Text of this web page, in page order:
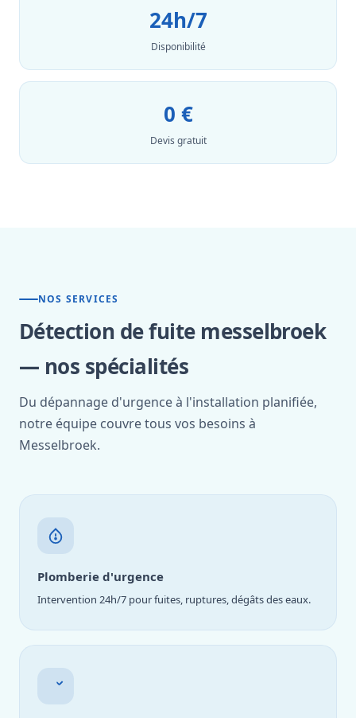
24h/7
Disponibilité
0 €
Devis gratuit
NOS SERVICES
Détection de fuite messelbroek
— nos spécialités
Du dépannage d'urgence à l'installation planifiée,
notre équipe couvre tous vos besoins à
Messelbroek.
Plomberie d'urgence
Intervention 24h/7 pour fuites, ruptures, dégâts des eaux.